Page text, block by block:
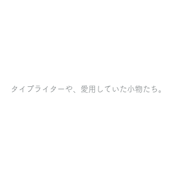
タイプライターや、愛用していた小物たち。